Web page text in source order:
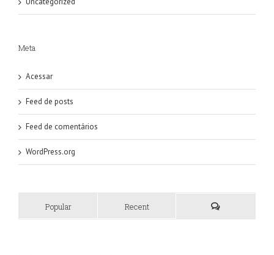
Meta
Acessar
Feed de posts
Feed de comentários
WordPress.org
Popular Recent